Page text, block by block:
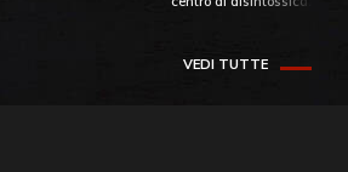
VEDI TUTTE